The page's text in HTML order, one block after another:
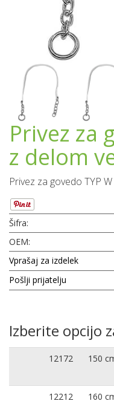
Privez za
z delom
Privez za govedo TYP
Šifra:
OEM:
Vprašaj za izdelek
Pošlji prijatelju
Izberite opcijo
12172 150
12212 160